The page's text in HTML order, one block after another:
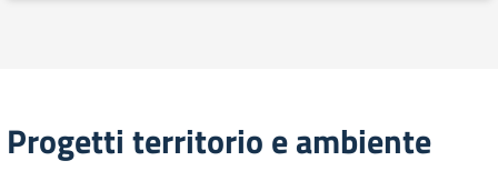
Progetti territorio e ambiente